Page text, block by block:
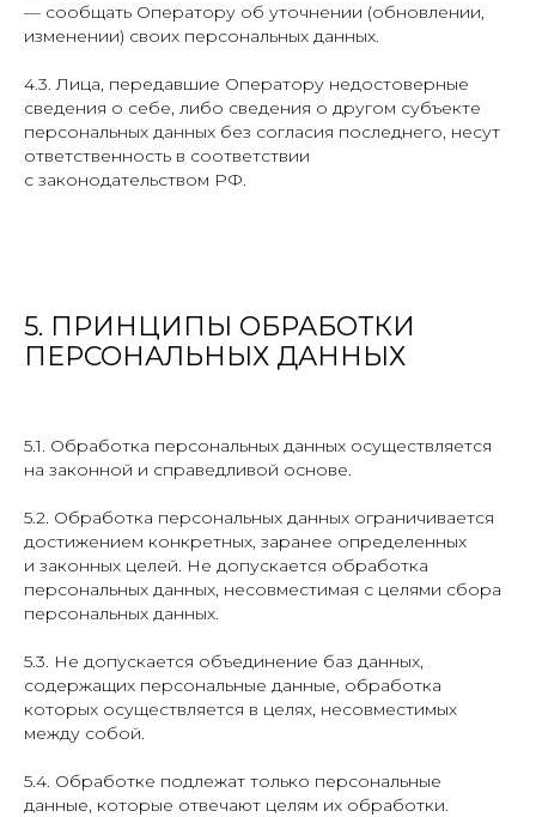
— сообщать Оператору об уточнении (обновлении,
изменении) своих персональных данных.
4.3. Лица, передавшие Оператору недостоверные
сведения о себе, либо сведения о другом субъекте
персональных данных без согласия последнего, несут
ответственность в соответствии
с законодательством РФ.
5. ПРИНЦИПЫ ОБРАБОТКИ
ПЕРСОНАЛЬНЫХ ДАННЫХ
5.1. Обработка персональных данных осуществляется
на законной и справедливой основе.
5.2. Обработка персональных данных ограничивается
достижением конкретных, заранее определенных
и законных целей. Не допускается обработка
персональных данных, несовместимая с целями сбора
персональных данных.
5.3. Не допускается объединение баз данных,
содержащих персональные данные, обработка
которых осуществляется в целях, несовместимых
между собой.
5.4. Обработке подлежат только персональные
данные, которые отвечают целям их обработки.